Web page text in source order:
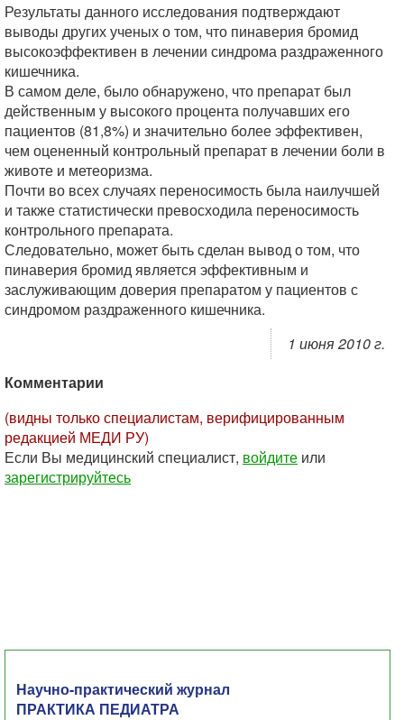
Результаты данного исследования подтверждают
выводы других ученых о том, что пинаверия бромид
высокоэффективен в лечении синдрома раздраженного
кишечника.
В самом деле, было обнаружено, что препарат был
действенным у высокого процента получавших его
пациентов (81,8%) и значительно более эффективен,
чем оцененный контрольный препарат в лечении боли в
животе и метеоризма.
Почти во всех случаях переносимость была наилучшей
и также статистически превосходила переносимость
контрольного препарата.
Следовательно, может быть сделан вывод о том, что
пинаверия бромид является эффективным и
заслуживающим доверия препаратом у пациентов с
синдромом раздраженного кишечника.
1 июня 2010 г.
Комментарии
(видны только специалистам, верифицированным
редакцией МЕДИ РУ)
Если Вы медицинский специалист, войдите или
зарегистрируйтесь
Научно-практический журнал
ПРАКТИКА ПЕДИАТРА